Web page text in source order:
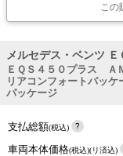
この
メルセデス・ベンツ Ｅ
ＥＱＳ４５０プラス
リアコンフォートパッ
パッケージ
支払総額(税込)
車両本体価格(税込)(リ済込)